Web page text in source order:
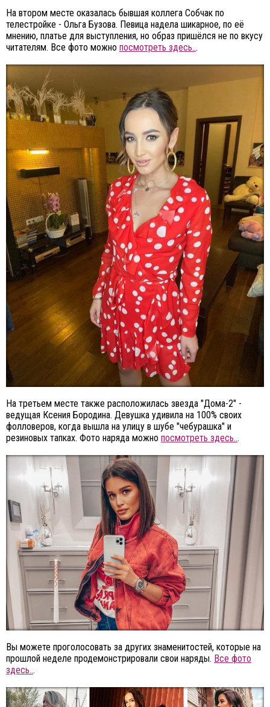
На втором месте оказалась бывшая коллега Собчак по
телестройке - Ольга Бузова. Певица надела шикарное, по её
мнению, платье для выступления, но образ пришёлся не по вкусу
читателям. Все фото можно посмотреть здесь...
На третьем месте также расположилась звезда "Дома-2" -
ведущая Ксения Бородина. Девушка удивила на 100% своих
фолловеров, когда вышла на улицу в шубе "чебурашка" и
резиновых тапках. Фото наряда можно посмотреть здесь...
Вы можете проголосовать за других знаменитостей, которые на
прошлой неделе продемонстрировали свои наряды. Все фото
здесь...